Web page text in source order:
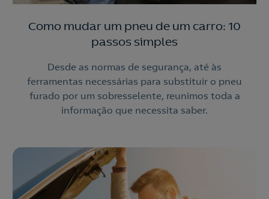
Como mudar um pneu de um carro: 10
passos simples
Desde as normas de segurança, até às
ferramentas necessárias para substituir o pneu
furado por um sobresselente, reunimos toda a
informação que necessita saber.